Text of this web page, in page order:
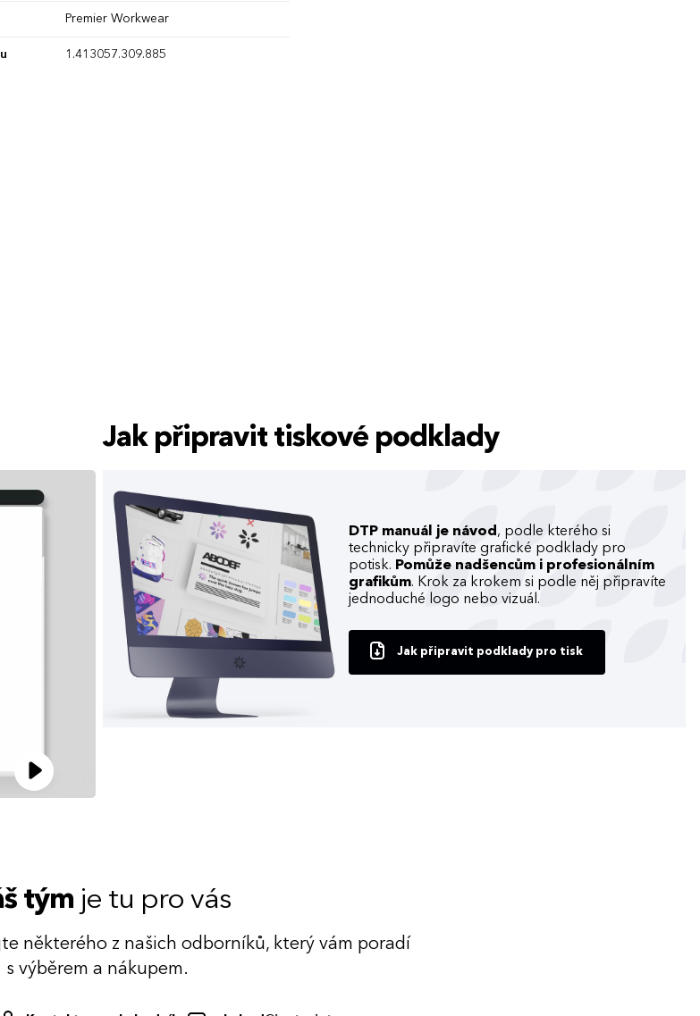
Premier Workwear
1.413057.309.885
Jak připravit tiskové podklady
DTP manuál je návod , podle kterého si
technicky připravíte grafické podklady pro
potisk. Pomůže nadšencům i profesionálním
grafikům. Krok za krokem si podle něj připravíte
jednoduché logo nebo vizuál.
Jak připravit podklady pro tisk
tým je tu pro vás
některého z našich odborníků, který vám poradí
s výběrem a nákupem.